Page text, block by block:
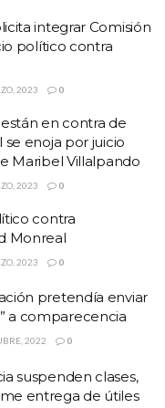
integrar Comisión
político contra
2023 0
en contra de
se enoja por juicio
Maribel Villalpando
2023 0
contra
Monreal
2023 0
pretendía enviar
a comparecencia
2022 0
suspenden clases,
entrega de útiles